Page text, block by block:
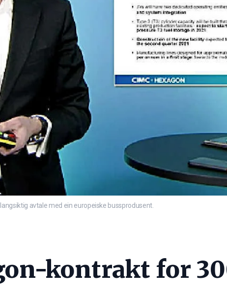
avtale med ein europeiske bussprodusent.
kontrakt for